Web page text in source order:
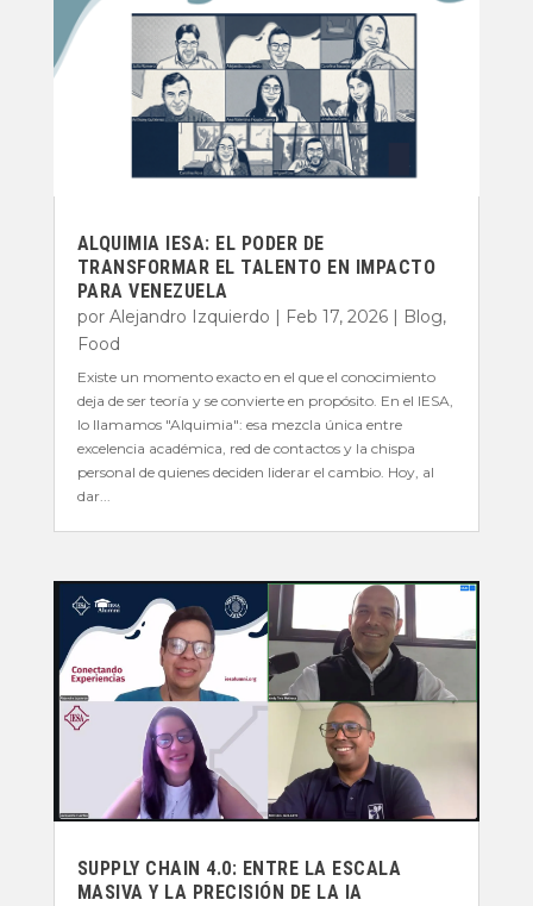
ALQUIMIA IESA: EL PODER DE
TRANSFORMAR EL TALENTO EN IMPACTO
PARA VENEZUELA
por Alejandro Izquierdo | Feb 17, 2026| Blog,
Food
Existe un momento exacto en el que el conocimiento
deja de ser teoría y se convierte en propósito. En el IESA,
lo llamamos "Alquimia": esa mezcla única entre
excelencia académica, red de contactos y la chispa
personal de quienes deciden liderar el cambio. Hoy, al
dar...
SUPPLY CHAIN 4.0: ENTRE LA ESCALA
MASIVA Y LA PRECISIÓN DE LA IA